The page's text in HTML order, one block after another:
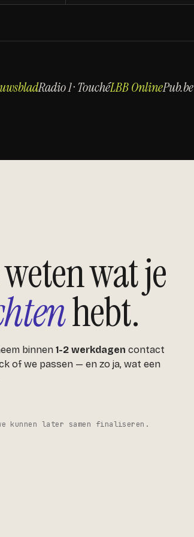
Radio 1 · TouchéLBB OnlinePub.be
wat je
hebt.
binnen 1-2 werkdagen contact
of we passen — en zo ja, wat een
kunnen later samen finaliseren.